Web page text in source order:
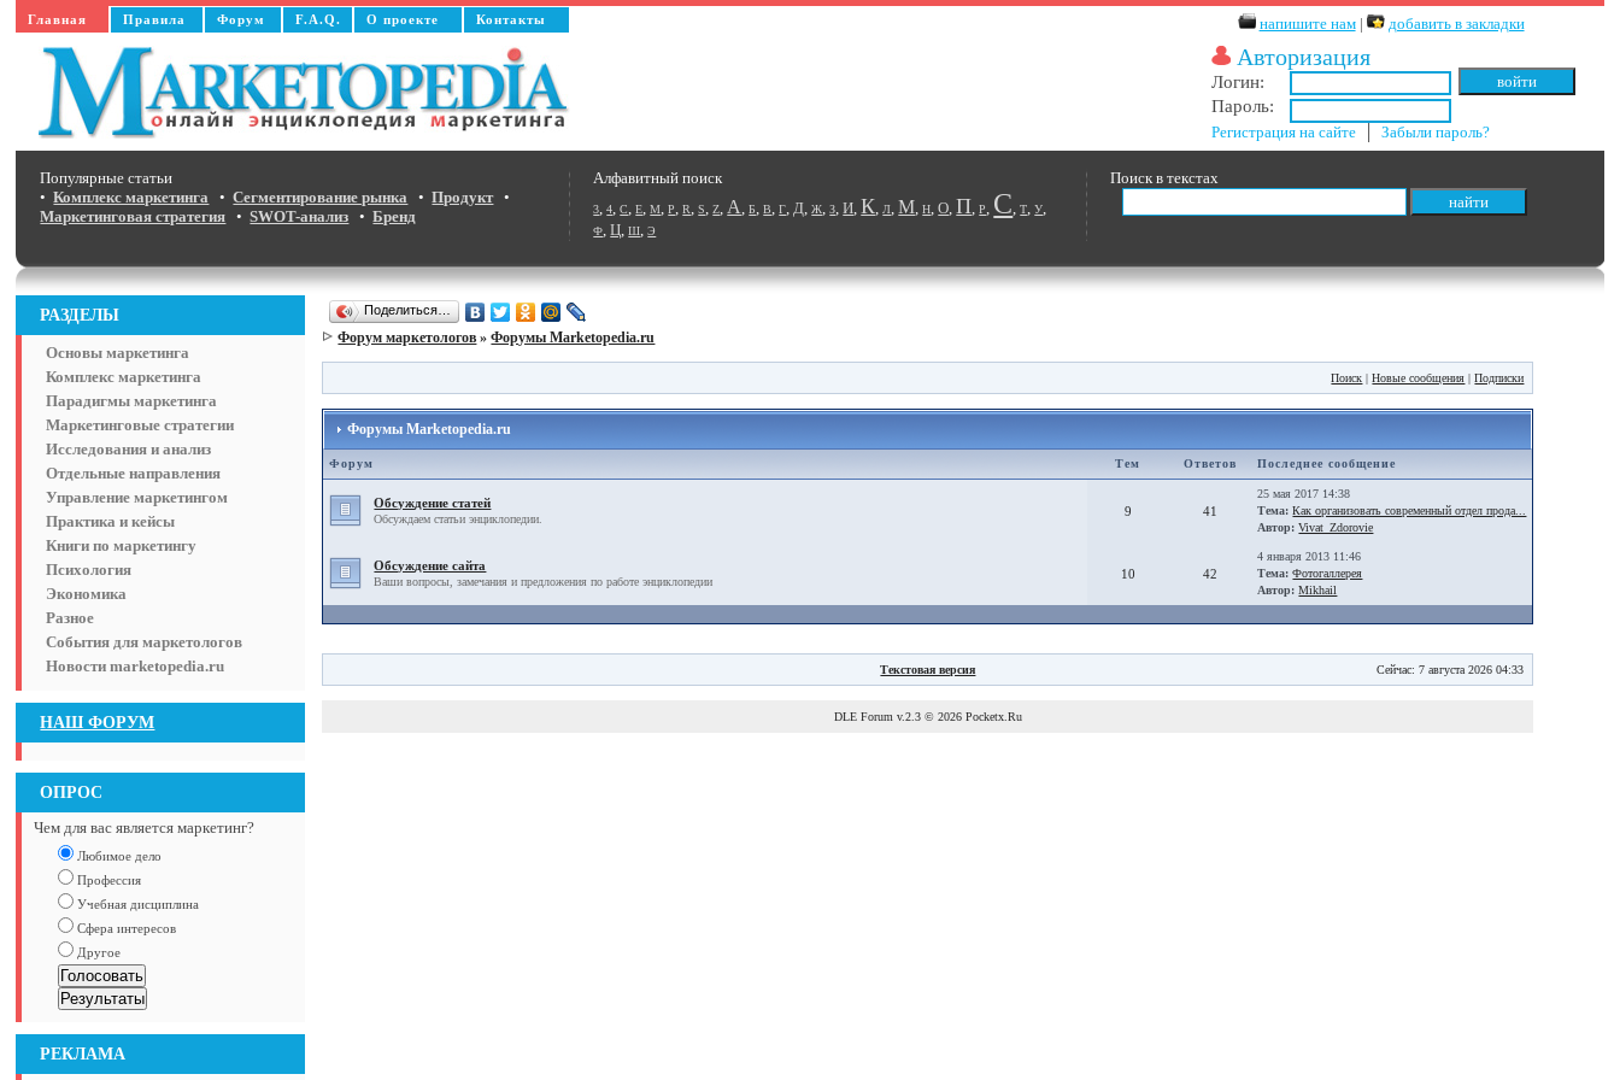
Главная Правила Форум F.A.Q. О проекте Контакты напишите нам| добавить в закладки
Авторизация
Логин:
Пароль:
Регистрация на сайте │Забыли пароль?
Поиск в текстах
Алфавитный поиск
3,4,C,E,M,P,R,S,Z,А,Б,В,Г,Д,Ж,З,И,К,Л,М,Н,О,П,Р, С,Т,У,
Ф,Ц,Ш,Э
Популярные статьи
•Комплекс маркетинга •Сегментирование рынка •Продукт•
Маркетинговая стратегия •SWOT-анализ •Бренд
РАЗДЕЛЫ
Основы маркетинга
Комплекс маркетинга
Парадигмы маркетинга
Маркетинговые стратегии
Исследования и анализ
Отдельные направления
Управление маркетингом
Практика и кейсы
Книги по маркетингу
Психология
Экономика
Разное
События для маркетологов
Новости marketopedia.ru
НАШ ФОРУМ
ОПРОС
Чем для вас является маркетинг?
Любимое дело
Профессия
Учебная дисциплина
Сфера интересов
Другое
РЕКЛАМА
Поделиться…
Форум маркетологов »Форумы Marketopedia.ru
Поиск |Новые сообщения |Подписки
Форумы Marketopedia.ru
Форум Тем Ответов Последнее сообщение
Обсуждение статей
Обсуждаем статьи энциклопедии.
9 41
25 мая 2017 14:38
Тема: Как организовать современный отдел прода...
Автор: Vivat_Zdorovie
Обсуждение сайта
Ваши вопросы, замечания и предложения по работе энциклопедии
10 42
4 января 2013 11:46
Тема: Фотогаллерея
Автор: Mikhail
Текстовая версия Сейчас: 7 августа 2026 04:33
DLE Forum v.2.3 © 2026 Pocketx.Ru